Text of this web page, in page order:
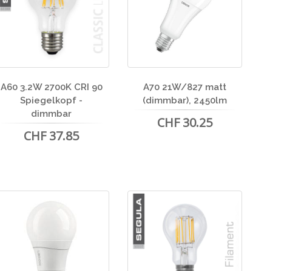
A60 3.2W 2700K CRI 90
Spiegelkopf -
dimmbar
CHF 37.85
A70 21W/827 matt
(dimmbar), 2450lm
CHF 30.25